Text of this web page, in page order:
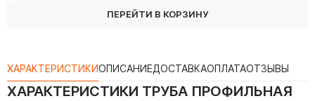
ПЕРЕЙТИ В КОРЗИНУ
ХАРАКТЕРИСТИКИОПИСАНИЕДОСТАВКАОПЛАТАОТЗЫВЫ
ХАРАКТЕРИСТИКИ ТРУБА ПРОФИЛЬНАЯ